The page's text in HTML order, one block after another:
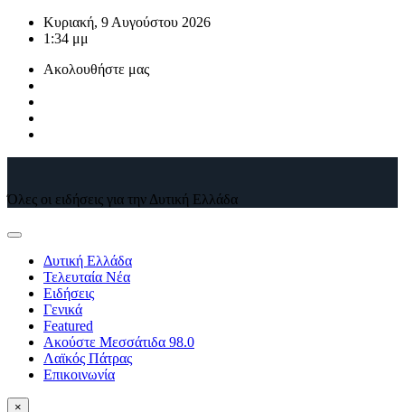
ΜετάβασηΚυριακή, 9 Αυγούστου 2026
1:34 μμ
Ακολουθήστε μας
Όλες οι ειδήσεις για την Δυτική Ελλάδα
Δυτική Ελλάδα
Τελευταία Νέα
Ειδήσεις
Γενικά
Featured
Ακούστε Μεσσάτιδα 98.0
Λαϊκός Πάτρας
Επικοινωνία
×